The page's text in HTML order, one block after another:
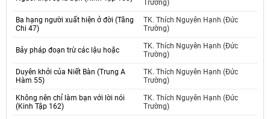
Trường)
Ba hạng người xuất hiện ở đời (Tăng
Chi 47)
TK. Thích Nguyên Hạnh (Đức
Trường)
Bảy pháp đoạn trừ các lậu hoặc
TK. Thích Nguyên Hạnh (Đức
Trường)
Duyên khởi của Niết Bàn (Trung A
Hàm 55)
TK. Thích Nguyên Hạnh (Đức
Trường)
Không nên chỉ làm bạn với lời nói
(Kinh Tập 162)
TK. Thích Nguyên Hạnh (Đức
Trường)